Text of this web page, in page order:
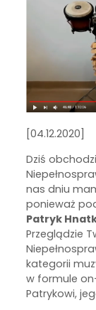
[04.12.2020]
Dziś
nas dniu
ponieważ
Patryk
Przeglądzie
kategorii
w formule
Patrykowi,